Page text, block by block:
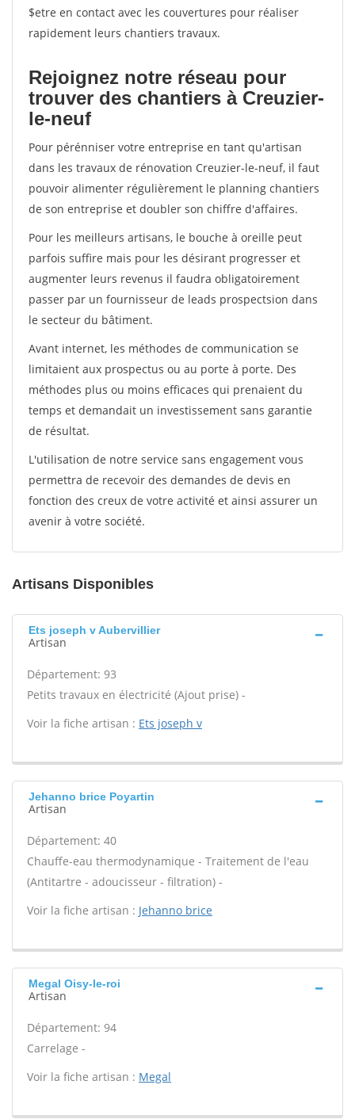
$etre en contact avec les couvertures pour réaliser
rapidement leurs chantiers travaux.
Rejoignez notre réseau pour
trouver des chantiers à Creuzier-
le-neuf
Pour pérénniser votre entreprise en tant qu'artisan
dans les travaux de rénovation Creuzier-le-neuf, il faut
pouvoir alimenter régulièrement le planning chantiers
de son entreprise et doubler son chiffre d'affaires.
Pour les meilleurs artisans, le bouche à oreille peut
parfois suffire mais pour les désirant progresser et
augmenter leurs revenus il faudra obligatoirement
passer par un fournisseur de leads prospectsion dans
le secteur du bâtiment.
Avant internet, les méthodes de communication se
limitaient aux prospectus ou au porte à porte. Des
méthodes plus ou moins efficaces qui prenaient du
temps et demandait un investissement sans garantie
de résultat.
L'utilisation de notre service sans engagement vous
permettra de recevoir des demandes de devis en
fonction des creux de votre activité et ainsi assurer un
avenir à votre société.
Artisans Disponibles
Ets joseph v Aubervillier
Artisan
Département: 93
Petits travaux en électricité (Ajout prise) -
Voir la fiche artisan : Ets joseph v
Jehanno brice Poyartin
Artisan
Département: 40
Chauffe-eau thermodynamique - Traitement de l'eau
(Antitartre - adoucisseur - filtration) -
Voir la fiche artisan : Jehanno brice
Megal Oisy-le-roi
Artisan
Département: 94
Carrelage -
Voir la fiche artisan : Megal